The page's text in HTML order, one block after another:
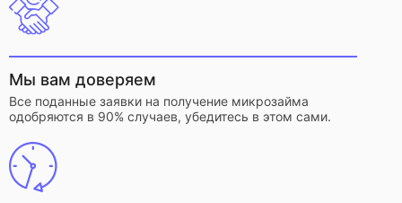
Мы вам доверяем
Все поданные заявки на получение микрозайма
одобряются в 90% случаев, убедитесь в этом сами.